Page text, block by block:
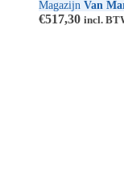
Magazijn Van
€517,30 incl.